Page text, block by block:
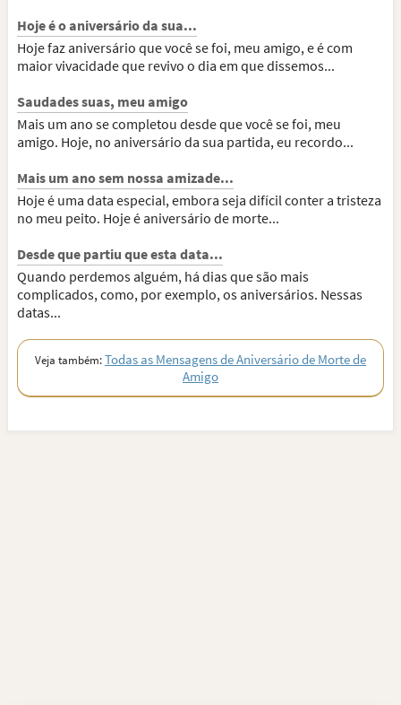
Hoje é o aniversário da sua...
Hoje faz aniversário que você se foi, meu amigo, e é com
maior vivacidade que revivo o dia em que dissemos...
Saudades suas, meu amigo
Mais um ano se completou desde que você se foi, meu
amigo. Hoje, no aniversário da sua partida, eu recordo...
Mais um ano sem nossa amizade...
Hoje é uma data especial, embora seja difícil conter a tristeza
no meu peito. Hoje é aniversário de morte...
Desde que partiu que esta data...
Quando perdemos alguém, há dias que são mais
complicados, como, por exemplo, os aniversários. Nessas
datas...
Veja também:Todas as Mensagens de Aniversário de Morte de
Amigo